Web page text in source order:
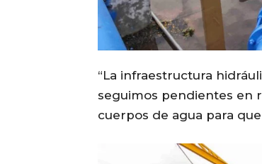
“La infraestructura
seguimos pendientes en
cuerpos de agua para